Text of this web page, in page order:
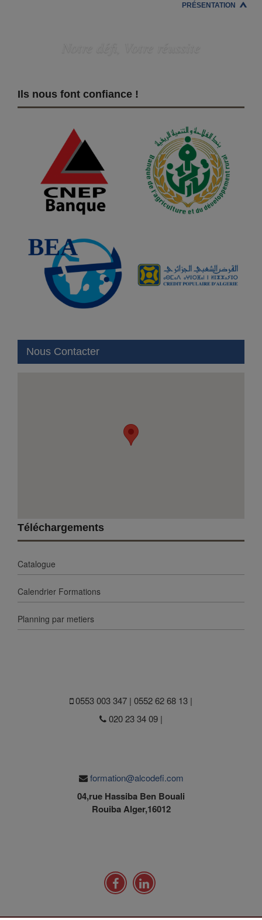
PRÉSENTATION
Ils nous font confiance !
Nous Contacter
Téléchargements
Catalogue
Calendrier Formations
Planning par metiers
0553 003 347 | 0552 62 68 13 |
020 23 34 09 |
formation@alcodefi.com
04,rue Hassiba Ben Bouali
Rouiba Alger,16012